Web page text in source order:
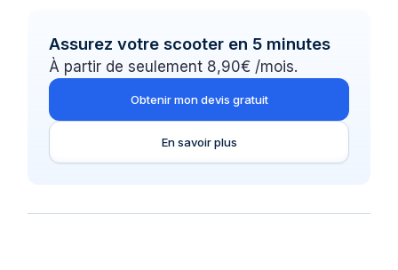
Assurez votre scooter en 5 minutes
À partir de seulement 8,90€ /mois.
Obtenir mon devis gratuit
En savoir plus